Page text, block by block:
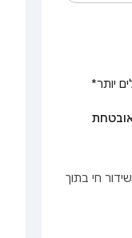
יותר*
חי בתוך